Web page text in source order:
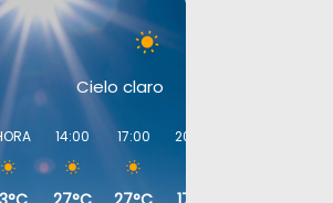
Cielo claro
14:00 17:00 20:00